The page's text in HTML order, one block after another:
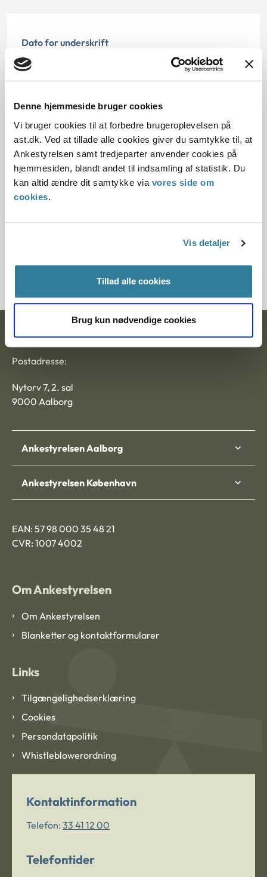
Denne hjemmeside bruger cookies
Vi bruger cookies til at forbedre brugeroplevelsen på
ast.dk. Ved at tillade alle cookies giver du samtykke til, at
Ankestyrelsen samt tredjeparter anvender cookies på
hjemmesiden, blandt andet til indsamling af statistik. Du
kan altid ændre dit samtykke via vores side om
cookies.
Vis detaljer
Tillad alle cookies
Brug kun nødvendige cookies
Dato for underskrift
29.01.2003
10.07.2013
Denne principafgørelse er kasseret den 30. august
2013, da den er erstattet af principafgørelse 98-13.
Paragraf
3500340-02
Ankestyrelsen
Postadresse:
Nytorv 7, 2. sal
9000 Aalborg
Ankestyrelsen Aalborg
Ankestyrelsen København
EAN: 57 98 000 35 48 21
CVR: 1007 4002
Om Ankestyrelsen
Om Ankestyrelsen
Blanketter og kontaktformularer
Links
Tilgængelighedserklæring
Cookies
Persondatapolitik
Whistleblowerordning
Kontaktinformation
Telefon: 33 41 12 00
Telefontider